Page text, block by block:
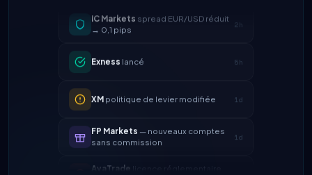
Exnesslancé
FP Markets— nouveaux comptes
AvaTradelicence réglementaire